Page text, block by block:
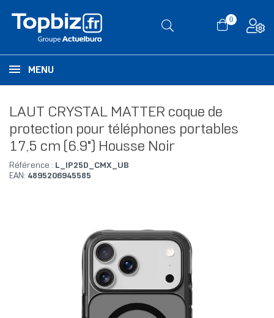
0
MENU
LAUT CRYSTAL MATTER coque de
protection pour téléphones portables
17,5 cm (6.9") Housse Noir
Référence : L_IP25D_CMX_UB
EAN: 4895206945585